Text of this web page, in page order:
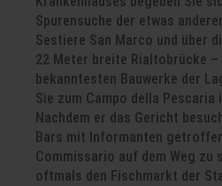
Spurensuche der etwas
Sestiere San Marco und über
22 Meter breite Rialtobrücke –
bekanntesten Bauwerke der
Sie zum Campo della Pescaria
Nachdem er das Gericht
Bars mit Informanten
Commissario auf dem Weg zu
oftmals den Fischmarkt der